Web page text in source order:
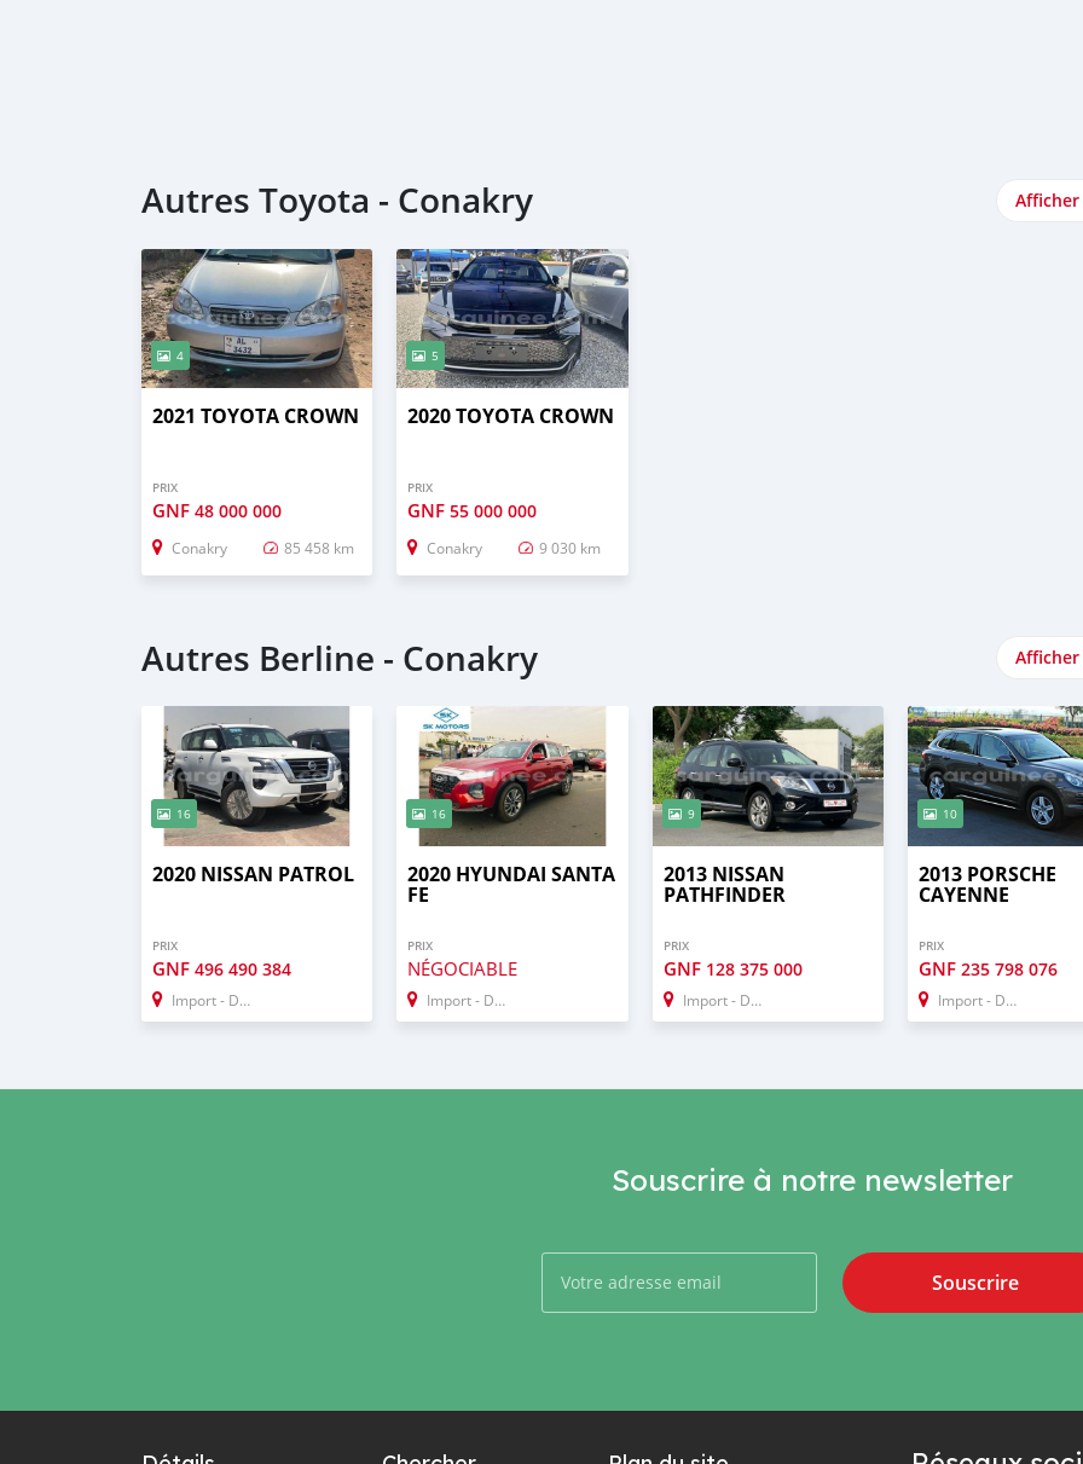
Autres Toyota - Conakry
4
2021 TOYOTA CROWN
PRIX
GNF 48 000 000
Conakry 85 458 km
5
2020 TOYOTA CROWN
PRIX
GNF55 000 000
Conakry 9 030 km
Autres Berline - Conakry
16
2020 NISSAN PATROL
PRIX
GNF 496 490 384
Import - Dubai
16
2020 HYUNDAI SANTA
FE
PRIX
NÉGOCIABLE
Import - Dubai
9
2013 NISSAN
PATHFINDER
PRIX
GNF 128 375 000
Import - Dubai
10
2013 PORSCHE
CAYENNE
PRIX
GNF 235 798 076
Import - Dubai
Souscrire à notre newsletter
Souscrire